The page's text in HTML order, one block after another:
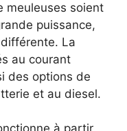
meuleuses soient
puissance,
La
au courant
des options de
et au diesel.